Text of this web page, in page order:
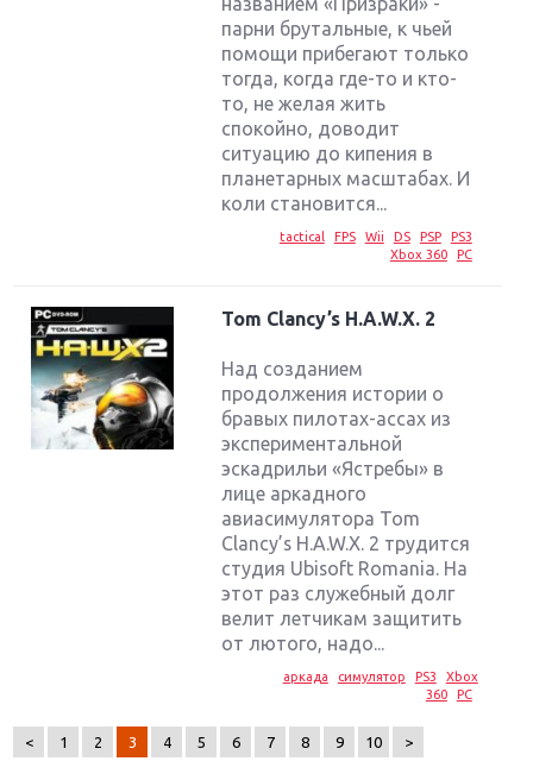
парни брутальные, к чьей
помощи прибегают только
тогда, когда где-то и кто-
то, не желая жить
спокойно, доводит
ситуацию до кипения в
планетарных масштабах. И
коли становится...
tactical FPS Wii DS PSP
PS3
Xbox 360
PC
Tom Clancy’s H.A.W.X. 2
Над созданием
продолжения истории о
бравых пилотах-ассах из
экспериментальной
эскадрильи «Ястребы» в
лице аркадного
авиасимулятора Tom
Clancy’s H.A.W.X. 2 трудится
студия Ubisoft Romania. На
этот раз служебный долг
велит летчикам защитить
от лютого, надо...
аркада симулятор PS3
Xbox
360
PC
< 1 2 3 4 5 6 7 8 9 10 >
Крупнейшие релизы мая: Nintendo, Microsoft и
Новинки для Nintendo Switch: Labo, South Park и